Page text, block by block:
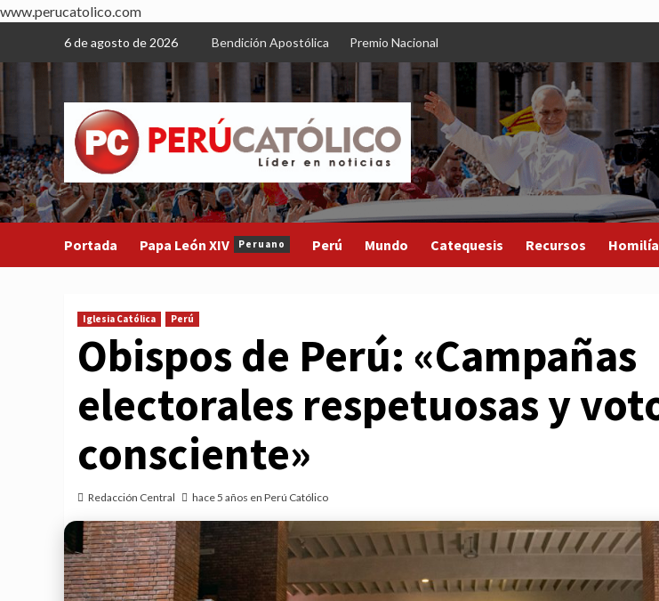
www.perucatolico.com
content
6 de agosto de 2026 Bendición Apostólica Premio Nacional
Portada Papa León XIV Peruano Perú Mundo Catequesis Recursos Homilía
Iglesia Católica Perú
Obispos de Perú: «Campañas
electorales respetuosas y
consciente»
Redacción Central hace 5 años en Perú Católico